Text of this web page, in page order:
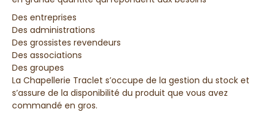
Des entreprises
Des administrations
Des grossistes revendeurs
Des associations
Des groupes
La Chapellerie Traclet s’occupe de la gestion du stock et
s’assure de la disponibilité du produit que vous avez
commandé en gros.